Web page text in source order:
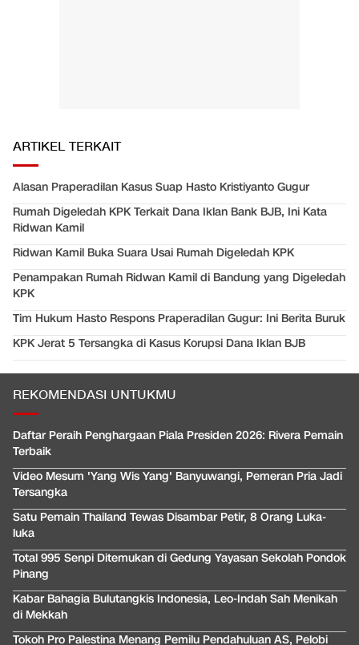
ARTIKEL TERKAIT
Alasan Praperadilan Kasus Suap Hasto Kristiyanto Gugur
Rumah Digeledah KPK Terkait Dana Iklan Bank BJB, Ini Kata
Ridwan Kamil
Ridwan Kamil Buka Suara Usai Rumah Digeledah KPK
Penampakan Rumah Ridwan Kamil di Bandung yang Digeledah
KPK
Tim Hukum Hasto Respons Praperadilan Gugur: Ini Berita Buruk
KPK Jerat 5 Tersangka di Kasus Korupsi Dana Iklan BJB
REKOMENDASI UNTUKMU
Daftar Peraih Penghargaan Piala Presiden 2026: Rivera Pemain
Terbaik
Video Mesum 'Yang Wis Yang' Banyuwangi, Pemeran Pria Jadi
Tersangka
Satu Pemain Thailand Tewas Disambar Petir, 8 Orang Luka-
luka
Total 995 Senpi Ditemukan di Gedung Yayasan Sekolah Pondok
Pinang
Kabar Bahagia Bulutangkis Indonesia, Leo-Indah Sah Menikah
di Mekkah
Tokoh Pro Palestina Menang Pemilu Pendahuluan AS, Pelobi